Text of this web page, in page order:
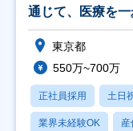
通じて、医療を
制度あり
東京都
550万~700万
正社員採用 土日
業界未経験OK 産